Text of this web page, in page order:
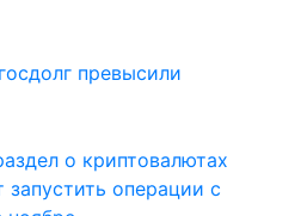
превысили
операции с